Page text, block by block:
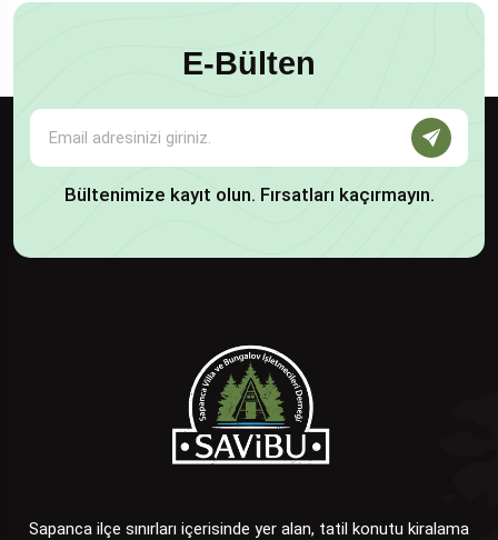
E-Bülten
Bültenimize kayıt olun. Fırsatları kaçırmayın.
Sapanca ilçe sınırları içerisinde yer alan, tatil konutu kiralama